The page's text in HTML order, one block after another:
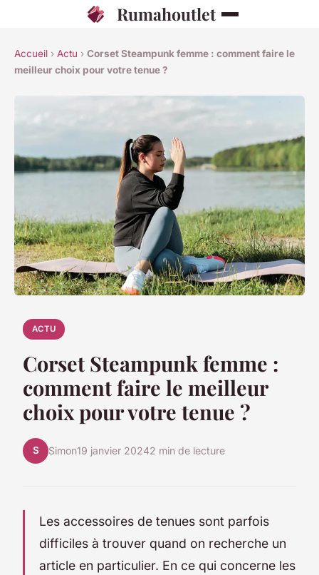
Rumahoutlet
Accueil › Actu › Corset Steampunk femme : comment faire le
meilleur choix pour votre tenue ?
ACTU
Corset Steampunk femme :
comment faire le meilleur
choix pour votre tenue ?
S Simon19 janvier 20242 min de lecture
Les accessoires de tenues sont parfois
difficiles à trouver quand on recherche un
article en particulier. En ce qui concerne les